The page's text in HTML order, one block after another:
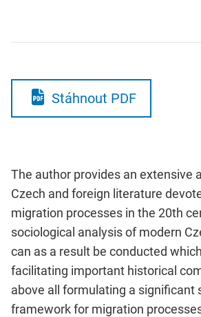
Stáhnout PDF
The author provides an extensive
Czech and foreign literature
migration processes in the 20th
sociological analysis of modern
can as a result be conducted
facilitating important historical
above all formulating a significant
framework for migration